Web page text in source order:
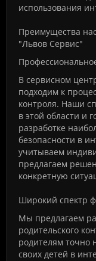
использования
Преимущества
"Львов Сервис"
В сервисном
подходим к
контроля. Наши
в этой области и
разработке
безопасности в
учитываем
предлагаем
конкретную
Широкий спектр
Мы предлагаем
родительского
родителям точно
своих детей в